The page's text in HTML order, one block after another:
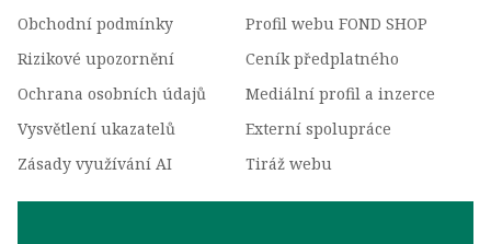
Obchodní podmínky
Rizikové upozornění
Ochrana osobních údajů
Vysvětlení ukazatelů
Zásady využívání AI
Profil webu FOND SHOP
Ceník předplatného
Mediální profil a inzerce
Externí spolupráce
Tiráž webu